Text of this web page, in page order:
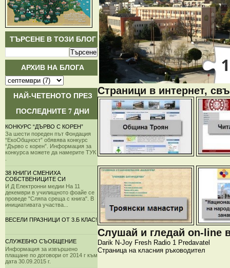
ТЪРСЕНЕ В ТОЗИ БЛОГ
АРХИВ НА БЛОГА
НАЙ-ЧЕТЕНОТО ПРЕЗ
ПОСЛЕДНИТЕ 7 ДНИ
КОНКУРС “ДЪРВО С КОРЕН”
За шести пореден път Фондация
“ЕкоОбщност” обявява конкурс
“Дърво с корен”. Информация за
конкурса можете да намерите ТУК
38 КНИГИ СМЕНИХА
СОБСТВЕНИЦИТЕ СИ
И Д Електронни медии На 11
декември в училищното фоайе се
проведе "Сляпа среща с книга". В
инициативата участва...
ВЕСЕЛИ ПРАЗНИЦИ ОТ 3.Б КЛАС!
СЛУЖЕБНО СЪОБЩЕНИЕ
Информация за извършено
плащане по договори от 2014 г към
дата 30.09.2015 г.
Страници в интернет,
Слушай и гледай on-line
Darik N-Joy Fresh Radio 1 Predavatel
Страница на класния ръководител